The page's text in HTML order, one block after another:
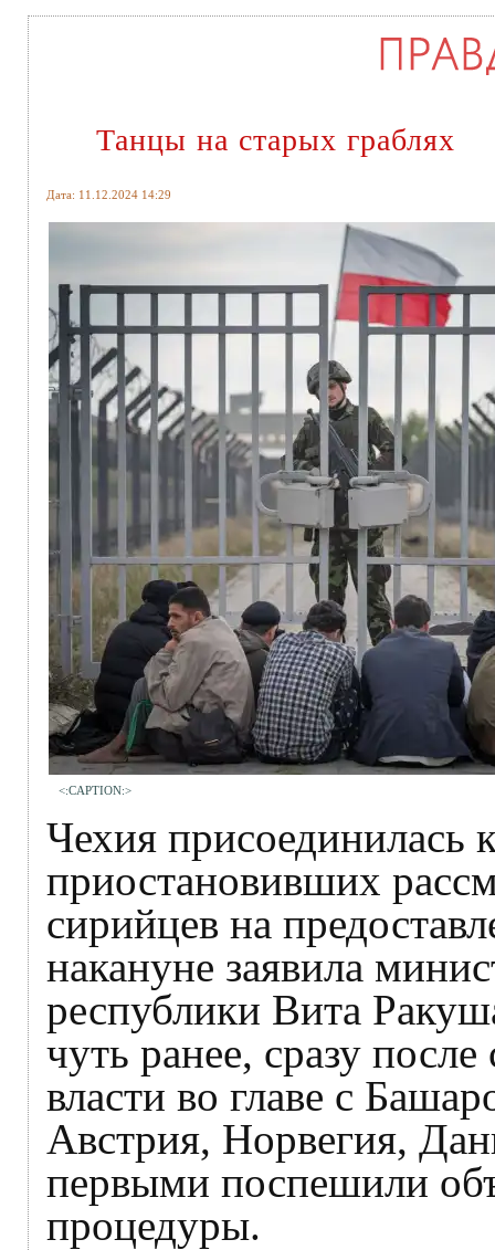
Танцы на старых граблях
Дата: 11.12.2024 14:29
<:CAPTION:>
Чехия присоединилась
приостановивших
сирийцев на
накануне заявила
республики Вита
чуть ранее, сразу
власти во главе с
Австрия, Норвегия,
первыми поспешили
процедуры.